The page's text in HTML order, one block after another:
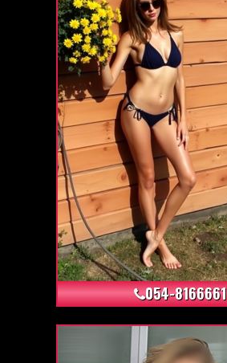
054-8166661